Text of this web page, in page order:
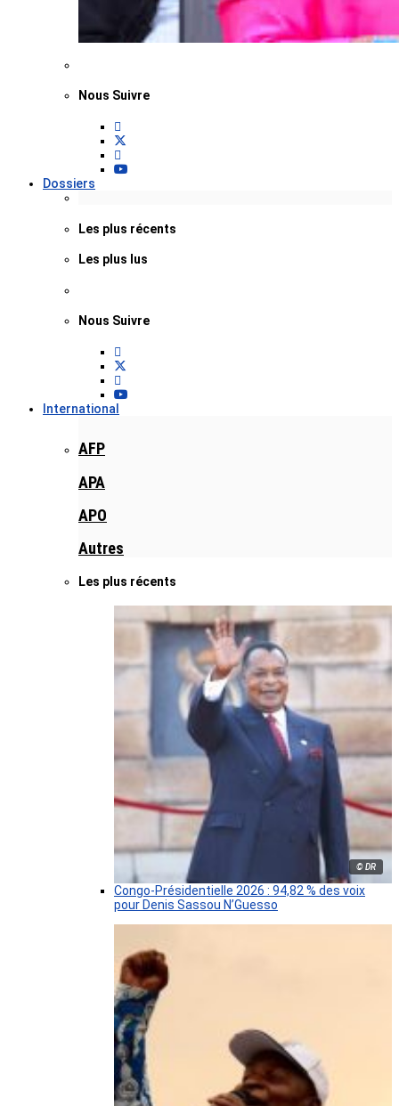
Nous Suivre
Dossiers
Les plus récents
Les plus lus
Nous Suivre
International
AFP
APA
APO
Autres
Les plus récents
© DR
Congo-Présidentielle 2026 : 94,82 % des voix
pour Denis Sassou N’Guesso